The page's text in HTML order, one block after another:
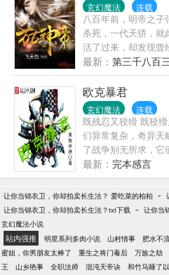
玄幻魔法 连载
八百年前，明帝之
杀死，一代天骄，就
活了过来，却发现曾
仑界，开辟出第一中
皇——统御天下，威
张若尘站在诸皇祠堂
燃烧起熊熊的仇恨烈
下黄泉”。…………微
可以关注一下。
最新： 第三千八百
欧克暴君
玄幻魔法 连载
既残忍又狡猾 既狡
们异常复杂，奇异天
了战争别无所求，
色的皮肤是它们的标
起，整个世界注定
古巨圾：，想上来的
最新： 完本感言
让你当锦衣卫，你却拍卖长生法？ 爱吃菜的柏柏 -
让你当锦衣卫，你却拍卖长生法？txt下载 - 让你当
玄幻魔法小说
站内强推 明星系列多肉小说 山村情事 肥水不
蜜姐，你男朋友太棒了
重生之将门毒后 万族之劫
王
山乡艳事 全职法师 混沌天帝诀 和竹马睡了